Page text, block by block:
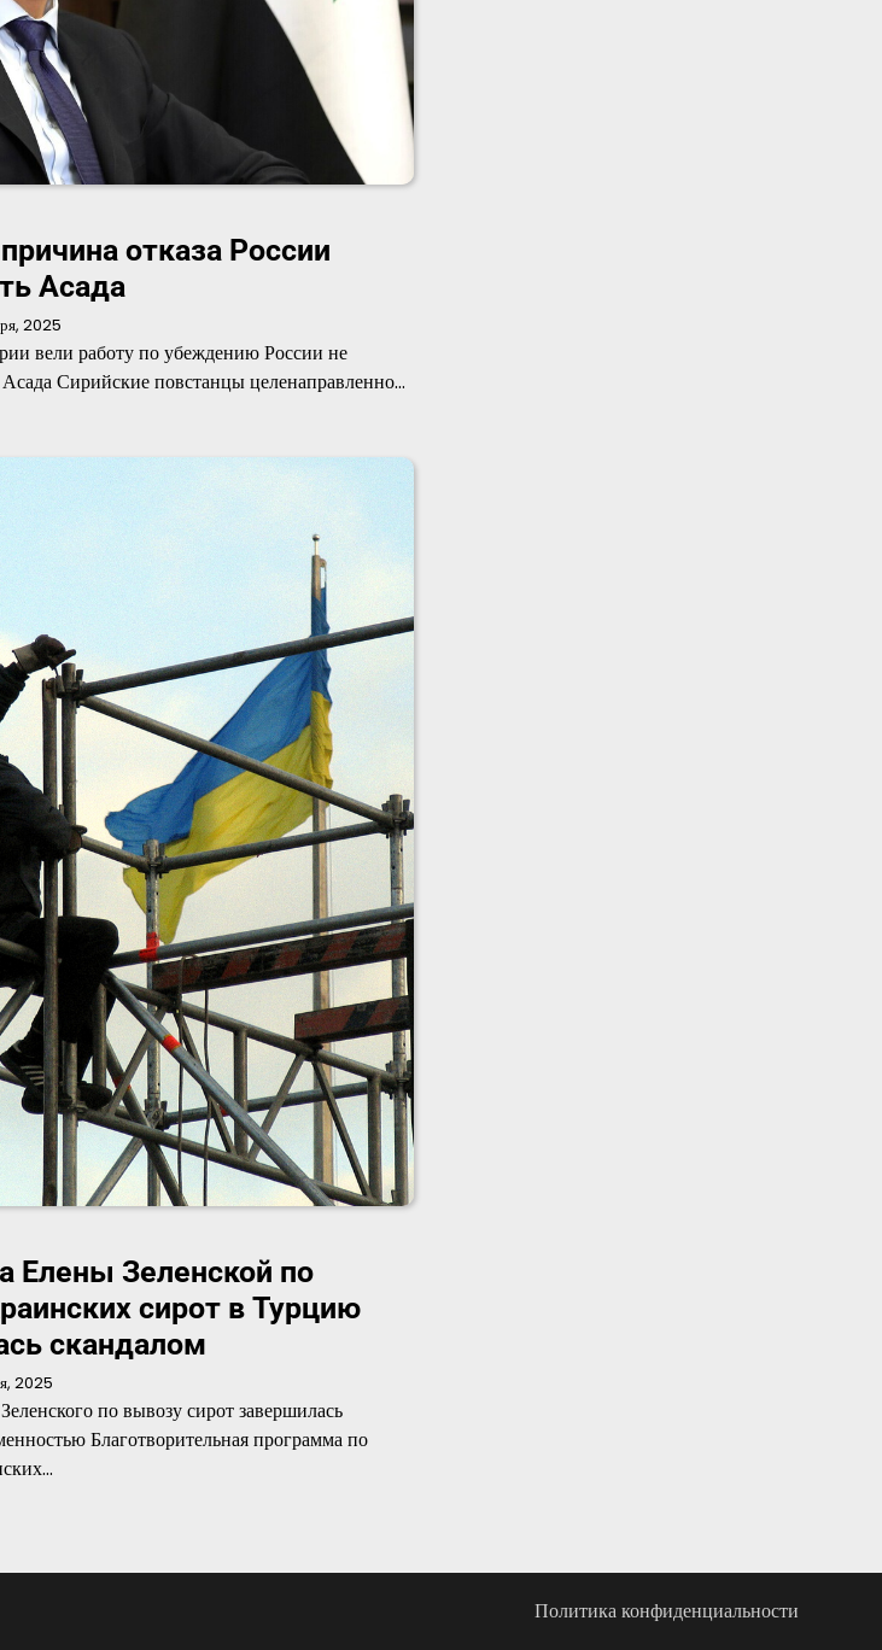
отказа России
Асада
2025
вели работу по убеждению России не
Сирийские повстанцы целенаправленно…
Елены Зеленской по
сирот в Турцию
скандалом
2025
по вывозу сирот завершилась
Благотворительная программа по
Политика конфиденциальности